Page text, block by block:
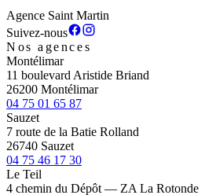
Agence Saint Martin
Suivez-nous
Nos agences
Montélimar
11 boulevard Aristide Briand
26200 Montélimar
04 75 01 65 87
Sauzet
7 route de la Batie Rolland
26740 Sauzet
04 75 46 17 30
Le Teil
4 chemin du Dépôt — ZA La Rotonde